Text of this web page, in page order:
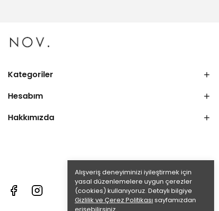
Alışveriş deneyiminizi iyileştirmek için
yasal düzenlemelere uygun çerezler
(cookies) kullanıyoruz. Detaylı bilgiye
Gizlilik ve Çerez Politikası sayfamızdan
Kategoriler
Hesabım
Hakkımızda